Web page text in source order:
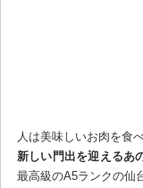
人は美味しいお肉を食
新しい門出を迎えるあ
最高級のA5ランクの仙